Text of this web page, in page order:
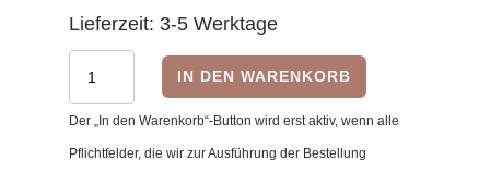
Lieferzeit: 3-5 Werktage
Heißluftballon
-
Kinderzimmerschild
Menge
IN DEN WARENKORB
Der „In den Warenkorb“-Button wird erst aktiv, wenn alle
Pflichtfelder, die wir zur Ausführung der Bestellung